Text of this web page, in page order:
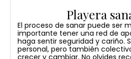
Playera
El proceso de sanar puede ser
importante tener una red de
haga sentir seguridad y cariño.
personal, pero también
crecer y cambiar. No olvides